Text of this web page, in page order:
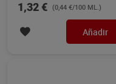
1,32 € (0,44 €/100 ML.)
Añadir